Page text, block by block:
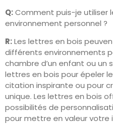
Q:Comment puis-je utiliser
environnement personnel ?
R:Les lettres en bois
différents environnements
chambre d’un enfant ou un
lettres en bois pour épeler
citation inspirante ou pour
unique. Les lettres en bois
possibilités de
pour mettre en valeur votre